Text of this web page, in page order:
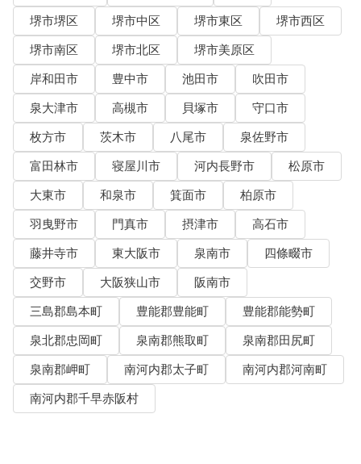
堺市堺区
堺市中区 堺市東区
堺市西区
堺市南区
堺市北区
堺市美原区
岸和田市
豊中市 池田市
吹田市
泉大津市
高槻市 貝塚市
守口市
枚方市
茨木市 八尾市
泉佐野市
富田林市
寝屋川市 河内長野市
松原市
大東市
和泉市 箕面市
柏原市
羽曳野市
門真市 摂津市
高石市
藤井寺市
東大阪市 泉南市
四條畷市
交野市
大阪狭山市
阪南市
三島郡島本町
豊能郡豊能町
豊能郡能勢町
泉北郡忠岡町
泉南郡熊取町
泉南郡田尻町
泉南郡岬町
南河内郡太子町
南河内郡河南町
南河内郡千早赤阪村